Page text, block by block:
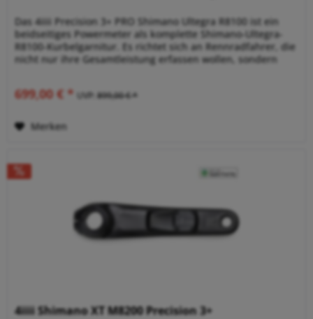
Das 4iiii Precision 3+ PRO Shimano Ultegra R8100 ist ein
beidseitiges Powermeter als komplette Shimano-Ultegra-
R8100-Kurbelgarnitur. Es richtet sich an Rennradfahrer, die
nicht nur ihre Gesamtleistung erfassen wollen, sondern
699,00 € * UVP:899,00 € *
Merken
4iiii Shimano XT M8200 Precision 3+